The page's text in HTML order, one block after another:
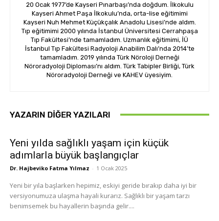
20 Ocak 1977’de Kayseri Pınarbaşı’nda doğdum. İlkokulu
Kayseri Ahmet Paşa İlkokulu’nda, orta-lise eğitimimi
Kayseri Nuh Mehmet Küçükçalık Anadolu Lisesi’nde aldım.
Tıp eğitimimi 2000 yılında İstanbul Üniversitesi Cerrahpaşa
Tıp Fakültesi’nde tamamladım. Uzmanlık eğitimimi, İÜ
İstanbul Tıp Fakültesi Radyoloji Anabilim Dalı’nda 2014’te
tamamladım. 2019 yılında Türk Nöroloji Derneği
Nöroradyoloji Diploması’nı aldım. Türk Tabipler Birliği, Türk
Nöroradyoloji Derneği ve KAHEV üyesiyim.
YAZARIN DIĞER YAZILARI
Yeni yılda sağlıklı yaşam için küçük
adımlarla büyük başlangıçlar
Dr. Hajbeviko Fatma Yılmaz - 1 Ocak 2025
Yeni bir yıla başlarken hepimiz, eskiyi geride bırakıp daha iyi bir
versiyonumuza ulaşma hayali kurarız. Sağlıklı bir yaşam tarzı
benimsemek bu hayallerin başında gelir....